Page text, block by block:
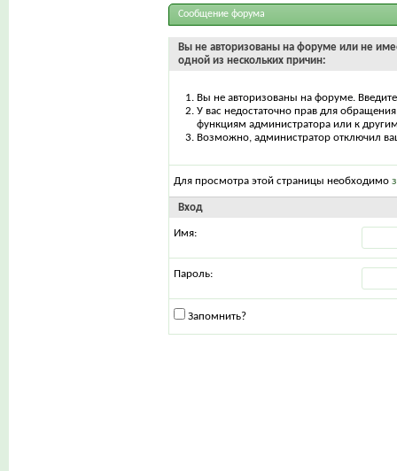
Сообщение форума
Вы не авторизованы на форуме или не
одной из нескольких причин:
Вы не авторизованы на форуме.
У вас недостаточно прав для
функциям администратора или к
Возможно, администратор отключил
Для просмотра этой страницы необходимо
Вход
Имя:
Пароль:
Запомнить?